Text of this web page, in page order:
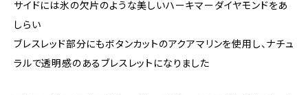
サイドには氷の欠片のような美しいハーキマーダイヤモンドをあ
しらい
ブレスレッド部分にもボタンカットのアクアマリンを使用し、ナチュ
ラルで透明感のあるブレスレットになりました